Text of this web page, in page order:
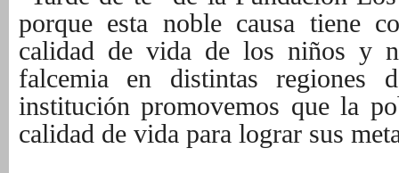
porque esta noble causa tiene
calidad de vida de los niños y
falcemia en distintas regiones
institución promovemos que la
calidad de vida para lograr sus